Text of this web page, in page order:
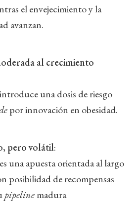
el envejecimiento y la
avanzan.
al crecimiento
una dosis de riesgo
por innovación en obesidad.
pero volátil:
es una apuesta orientada al largo
posibilidad de recompensas
pipelinemadura